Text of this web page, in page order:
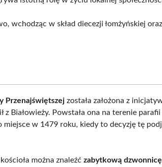
wchodząc w skład diecezji łomżyńskiej
Przenajświętszej została założona z
Białowieży. Powstała ona na terenie parafii
miejsce w 1479 roku, kiedy to decyzję tę
można znaleźćzabytkową dzwonnicę